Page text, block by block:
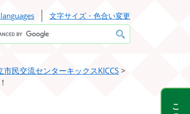
文字サイズ・色合い変更
市民交流センターキックスKICCS >